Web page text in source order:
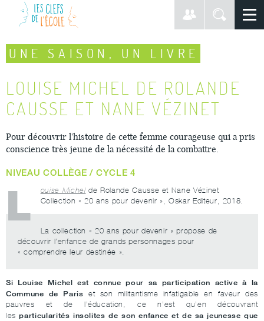
UNE SAISON, UN LIVRE
LOUISE MICHEL DE ROLANDE
CAUSSE ET NANE VÉZINET
Pour découvrir l'histoire de cette femme courageuse qui a pris
conscience très jeune de la nécessité de la combattre.
NIVEAU COLLÈGE / CYCLE 4
L ouise Michel de Rolande Causse et Nane Vézinet
Collection « 20 ans pour devenir », Oskar Editeur, 2018.
La collection « 20 ans pour devenir » propose de
découvrir l’enfance de grands personnages pour
« comprendre leur destinée ».
Si Louise Michel est connue pour sa participation active à la
Commune de Paris et son militantisme infatigable en faveur des
pauvres et de l’éducation, ce n’est qu’en découvrant
lesparticularités insolites de son enfance et de sa jeunesse que